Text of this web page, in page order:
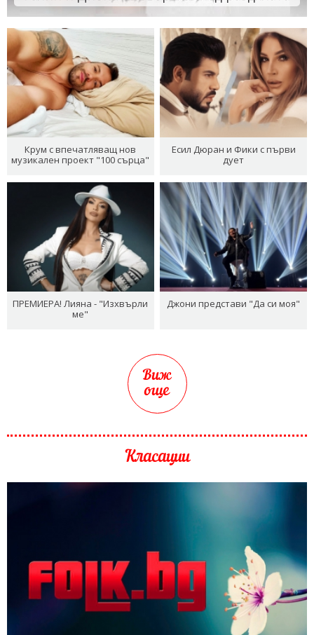
Крум с впечатляващ нов
музикален проект "100 сърца"
Есил Дюран и Фики с първи
дует
ПРЕМИЕРА! Лияна - "Изхвърли
ме"
Джони представи "Да си моя"
Виж
още
Класации